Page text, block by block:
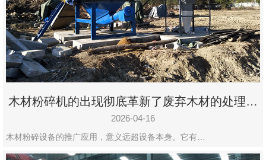
木材粉碎机的出现彻底革新了废弃木材的处理模
式
2026-04-16
木材粉碎设备的推广应用，意义远超设备本身。它有…